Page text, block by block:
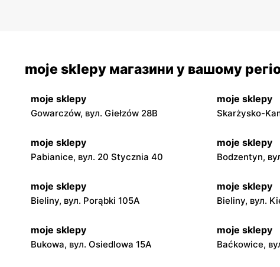
moje sklepy магазини у вашому
moje sklepy
Gowarczów, вул. Giełzów 28B
moje sklepy
Skarżysko-
moje sklepy
Pabianice, вул. 20 Stycznia 40
moje sklepy
Bodzentyn,
moje sklepy
Bieliny, вул. Porąbki 105A
moje sklepy
Bieliny, вул.
moje sklepy
Bukowa, вул. Osiedlowa 15A
moje sklepy
Baćkowice,